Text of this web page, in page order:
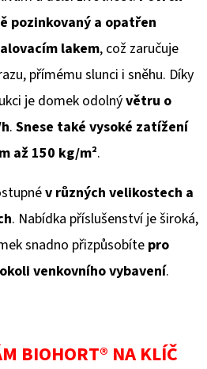
pozinkovaný a opatřen
lakem, což zaručuje
přímému slunci i sněhu. Díky
je domek odolnývětru o
. Snese také vysoké zatížení
až 150 kg/m².
v různých velikostech a
. Nabídka příslušenství je široká,
snadno přizpůsobíte pro
venkovního vybavení.
BIOHORT® NA KLÍČ